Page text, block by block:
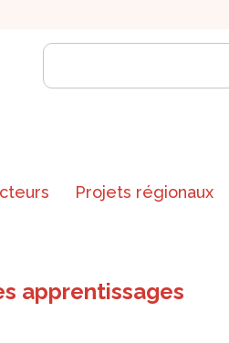
Projets régionaux
apprentissages